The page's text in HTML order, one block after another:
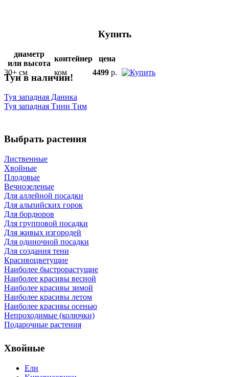
Купить
диаметр
или высота
контейнер
цена
30+ см
ком 4499 р.
Туи в наличии!
Туя западная Даника
Туя западная Тини Тим
Выбрать растения
Лиственные
Хвойные
Плодовые
Вечнозеленые
Для аллейной посадки
Для альпийских горок
Для бордюров
Для групповой посадки
Для живых изгородей
Для одиночной посадки
Для создания тени
Красивоцветущие
Наиболее быстрорастущие
Наиболее красивы весной
Наиболее красивы зимой
Наиболее красивы летом
Наиболее красивы осенью
Непроходимые (колючки)
Подарочные растения
Хвойные
Ели